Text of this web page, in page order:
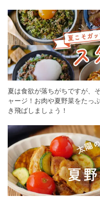
夏は食欲が落ちがちですが、
ャージ！お肉や夏野菜をたっ
き飛ばしましょう！